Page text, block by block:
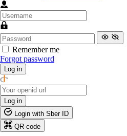
Remember me
Forgot password
Log in
Log in
Login with Sber ID
QR code